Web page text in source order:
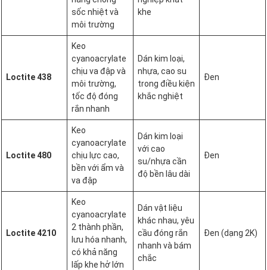
sốc nhiệt và
môi trường
khe
Loctite 438
Keo
cyanoacrylate
chịu va đập và
môi trường,
tốc độ đóng
rắn nhanh
Dán kim loại,
nhựa, cao su
trong điều kiện
khắc nghiệt
Đen
Loctite 480
Keo
cyanoacrylate
chịu lực cao,
bền với ẩm và
va đập
Dán kim loại
với cao
su/nhựa cần
độ bền lâu dài
Đen
Loctite 4210
Keo
cyanoacrylate
2 thành phần,
lưu hóa nhanh,
có khả năng
lấp khe hở lớn
Dán vật liệu
khác nhau, yêu
cầu đóng rắn
nhanh và bám
chắc
Đen (dạng 2K)